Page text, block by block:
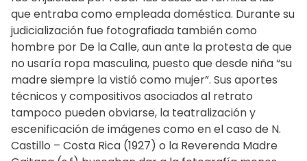
que entraba como empleada doméstica. Durante su
judicialización fue fotografiada también como
hombre por De la Calle, aun ante la protesta de que
no usaría ropa masculina, puesto que desde niña “su
madre siempre la vistió como mujer”. Sus aportes
técnicos y compositivos asociados al retrato
tampoco pueden obviarse, la teatralización y
escenificación de imágenes como en el caso de N.
Castillo – Costa Rica (1927) o la Reverenda Madre